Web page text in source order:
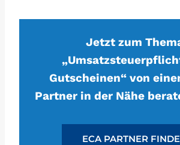
Jetzt zum
Gutscheinen“ von
Partner in der Nähe
ECA PARTNER